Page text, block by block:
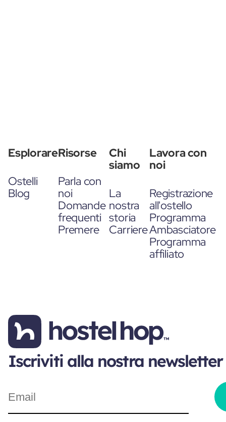
Esplorare
Ostelli
Blog
Risorse
Parla con
noi
Domande
frequenti
Premere
Chi
siamo
La
nostra
storia
Carriere
Lavora con
noi
Registrazione
all'ostello
Programma
Ambasciatore
Programma
affiliato
Iscriviti alla nostra newsletter